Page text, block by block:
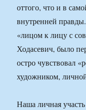
оттого, что и в
внутренней
«лицом к лицу с
Ходасевич, было
остро чувствовал
художником,
Наша личная